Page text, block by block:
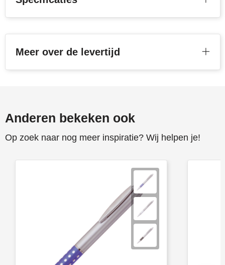
Meer over de levertijd
Anderen bekeken ook
Op zoek naar nog meer inspiratie? Wij helpen je!